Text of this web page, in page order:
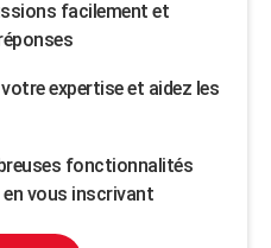
facilement et
expertise et aidez les
fonctionnalités
vous inscrivant